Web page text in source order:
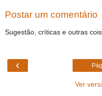
Postar um comentário
Sugestão, críticas e outras
‹
Ver